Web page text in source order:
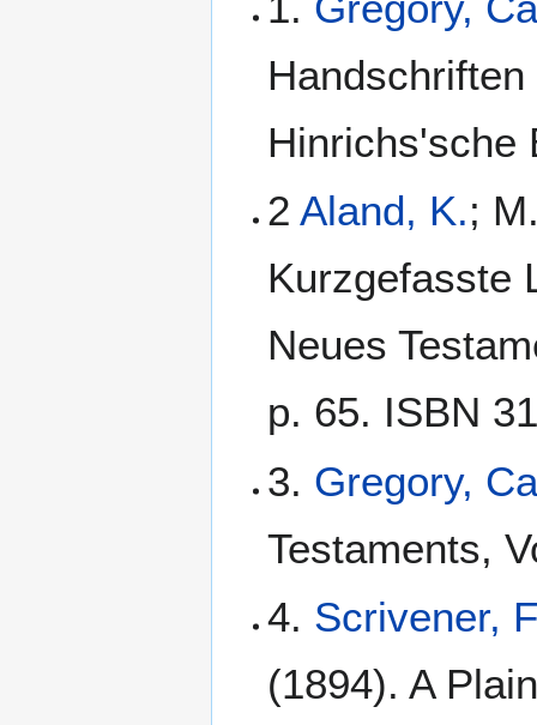
Hinrichs'sche
2Aland, K.;
Kurzgefasste
Neues
p. 65. ISBN
3. Gregory,
Testaments,
4. Scrivener,
(1894). A